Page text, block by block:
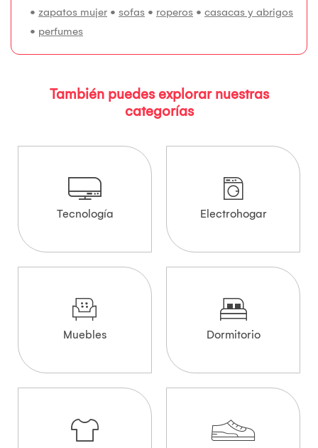
• zapatos mujer • sofas • roperos • casacas y abrigos
• perfumes
También puedes explorar nuestras
categorías
Tecnología Electrohogar
Muebles Dormitorio